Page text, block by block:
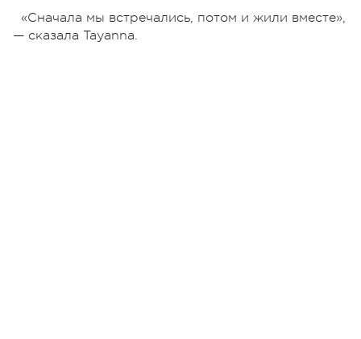
«Сначала мы встречались, потом и жили вместе»,
— сказала Tayanna.